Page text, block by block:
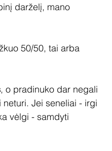
darželį, mano
50/50, tai arba
, o pradinuko dar negali
Jei seneliai - irgi
vėlgi - samdyti